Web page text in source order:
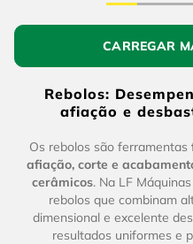
Rebolos:
afiação e
Os rebolos são ferramentas
afiação, corte e
cerâmicos. Na LF
rebolos que combinam
dimensional e excelente
resultados uniformes e